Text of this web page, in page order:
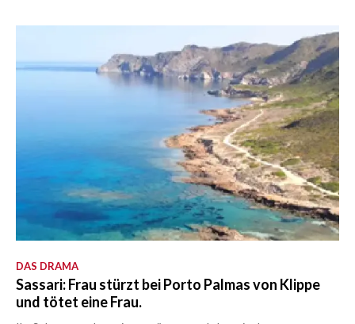
DAS DRAMA
Sassari: Frau stürzt bei Porto Palmas von Klippe
und tötet eine Frau.